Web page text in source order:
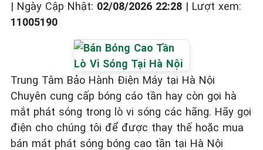
| Ngày Cập Nhật: 02/08/2026 22:28 | Lượt xem:
11005190
Trung Tâm Bảo Hành Điện Máy tại Hà Nội
Chuyên cung cấp bóng cáo tần hay còn gọi hà
mắt phát sóng trong lò vi sóng các hãng. Hãy gọi
điện cho chúng tôi để được thay thế hoặc mua
bán mát phát sóng bóng cao tần tại Hà Nội